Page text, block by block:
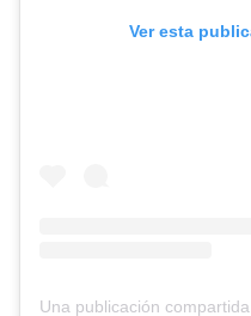
Ver esta